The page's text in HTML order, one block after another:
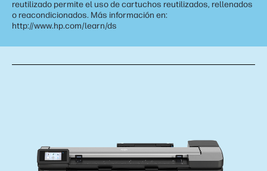
reutilizado permite el uso de cartuchos reutilizados, rellenados
o reacondicionados. Más información en:
http://www.hp.com/learn/ds